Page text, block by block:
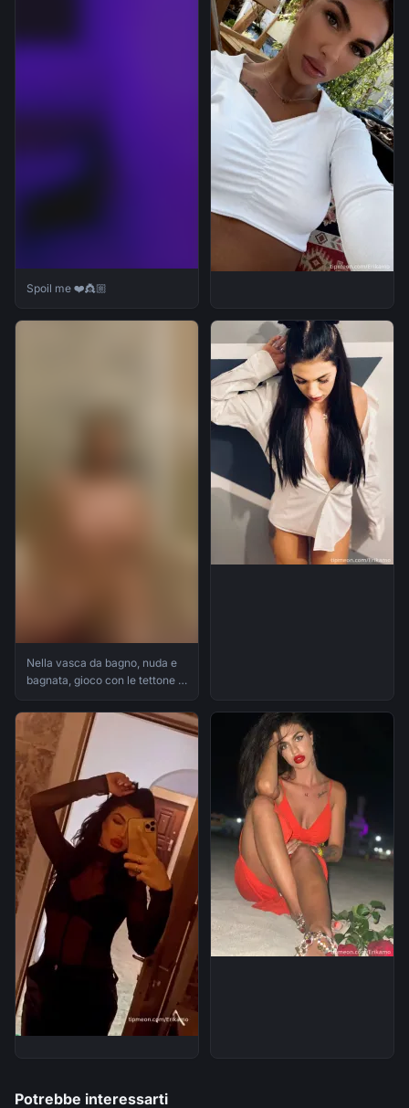
Spoil me ❤️👸🏼
Nella vasca da bagno, nuda e
bagnata, gioco con le tettone e
poi anc
Potrebbe interessarti